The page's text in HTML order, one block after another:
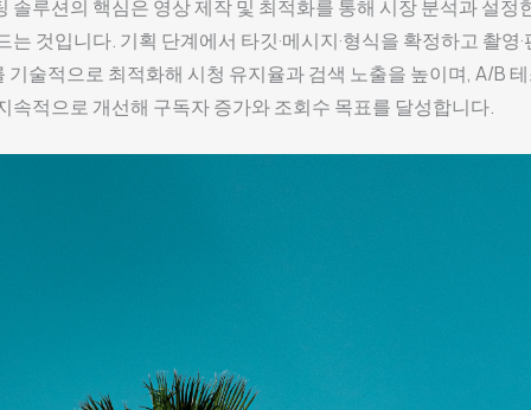
솔루션의 핵심은 영상 제작 및 최적화를 통해 시장 분석과 설정
는 것입니다. 기획 단계에서 타깃·메시지·형식을 확정하고 촬영·
기술적으로 최적화해 시청 유지율과 검색 노출을 높이며, A/B
속적으로 개선해 구독자 증가와 조회수 목표를 달성합니다.